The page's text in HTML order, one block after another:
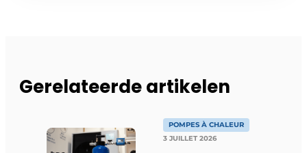
Gerelateerde artikelen
POMPES À CHALEUR
3 JUILLET 2026